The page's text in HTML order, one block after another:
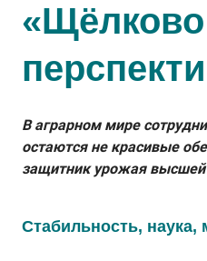
В аграрном мире
остаются не красивые
защитник урожая
Стабильность, наука,